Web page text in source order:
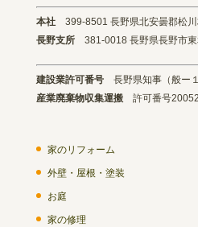
本社 399-8501 長野県北安曇郡松
長野支所 381-0018 長野県長野市
建設業許可番号 長野県知事（般ー
産業廃棄物収集運搬 許可番号
家のリフォーム
外壁・屋根・塗装
お庭
家の修理